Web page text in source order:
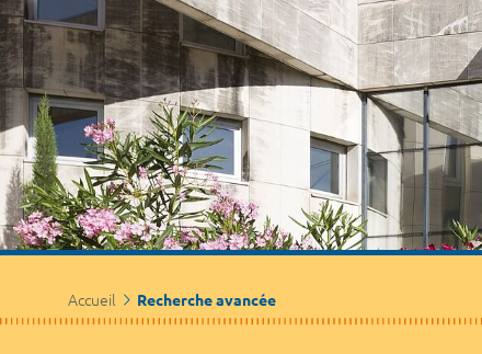
Accueil Recherche avancée